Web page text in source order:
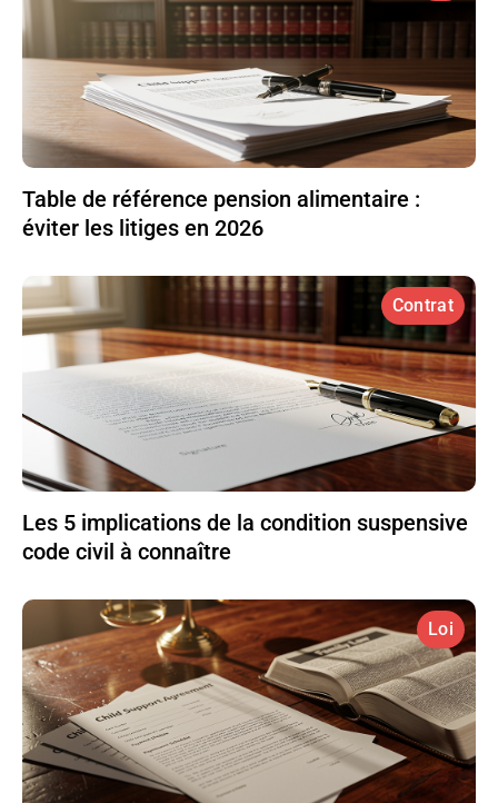
Table de référence pension alimentaire :
éviter les litiges en 2026
Contrat
Les 5 implications de la condition suspensive
code civil à connaître
Loi